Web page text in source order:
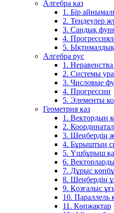
Алгебра каз
1. Бір
2. Теңдеулер
3. Сандық
4.
5.
Алгебра рус
1.
2. Системы
3. Числовые
4. Прогрессии
5. Элементы
Геометрия каз
1. Вектордың
2.
3. Шеңбердің
4. Бұрыштың
5. Үшбұрыш
6.
7. Дұрыс
8. Шеңбердің
9. Қозғалыс
10. Параллель
11. Көпжақтар